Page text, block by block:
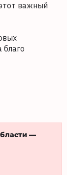
важный
благо
—